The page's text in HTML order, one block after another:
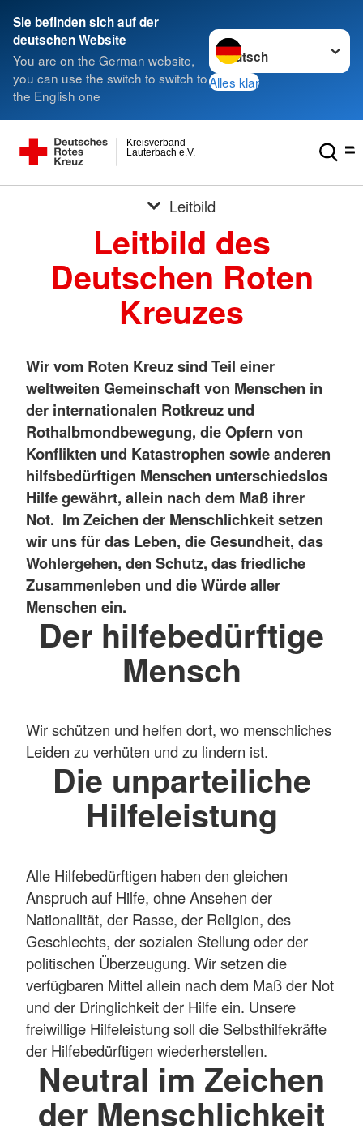
Sie befinden sich auf der
deutschen Website
You are on the German website,
you can use the switch to switch to
the English one
Sprache wechseln zu
Alles klar
Lauterbach e.V.
Kreisverband
Leitbild
Leitbild des
Deutschen Roten
Kreuzes
Wir vom Roten Kreuz sind Teil einer
weltweiten Gemeinschaft von Menschen in
der internationalen Rotkreuz und
Rothalbmondbewegung, die Opfern von
Konflikten und Katastrophen sowie anderen
hilfsbedürftigen Menschen unterschiedslos
Hilfe gewährt, allein nach dem Maß ihrer
Not. Im Zeichen der Menschlichkeit setzen
wir uns für das Leben, die Gesundheit, das
Wohlergehen, den Schutz, das friedliche
Zusammenleben und die Würde aller
Menschen ein.
Der hilfebedürftige
Mensch
Wir schützen und helfen dort, wo menschliches
Leiden zu verhüten und zu lindern ist.
Die unparteiliche
Hilfeleistung
Alle Hilfebedürftigen haben den gleichen
Anspruch auf Hilfe, ohne Ansehen der
Nationalität, der Rasse, der Religion, des
Geschlechts, der sozialen Stellung oder der
politischen Überzeugung. Wir setzen die
verfügbaren Mittel allein nach dem Maß der Not
und der Dringlichkeit der Hilfe ein. Unsere
freiwillige Hilfeleistung soll die Selbsthilfekräfte
der Hilfebedürftigen wiederherstellen.
Neutral im Zeichen
der Menschlichkeit